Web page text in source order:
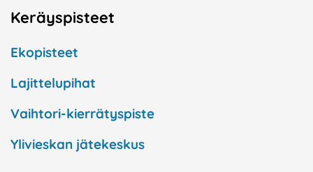
Keräyspisteet
Ekopisteet
Lajittelupihat
Vaihtori-kierrätyspiste
Ylivieskan jätekeskus